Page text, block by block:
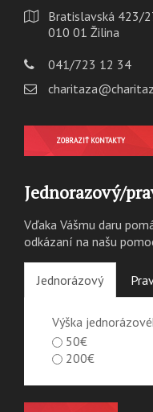
Bratislavská 423/
010 01 Žilina
041/723 12 34
ZOBRAZIŤ KONTAKTY
Jednorazový/
Vďaka Vášmu daru
odkázaní na našu
Jednorázový
Výška
50€
200€